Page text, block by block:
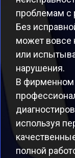
проблемам с
Без
может вовсе
или
нарушения.
В фирменном
используя
полной